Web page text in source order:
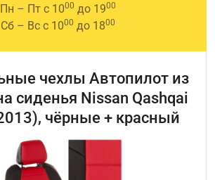
Пн – Пт с 1000 до 1900
Сб – Вс с 1000 до 1800
чехлы Автопилот из
сиденья Nissan Qashqai
чёрные + красный